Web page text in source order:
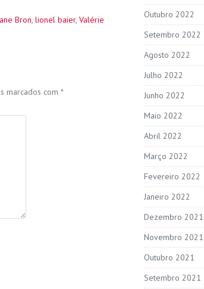
Bron, lionel baier, Valérie
marcados com *
Outubro 2022
Setembro 2022
Agosto 2022
Julho 2022
Junho 2022
Maio 2022
Abril 2022
Março 2022
Fevereiro 2022
Janeiro 2022
Dezembro 2021
Novembro 2021
Outubro 2021
Setembro 2021